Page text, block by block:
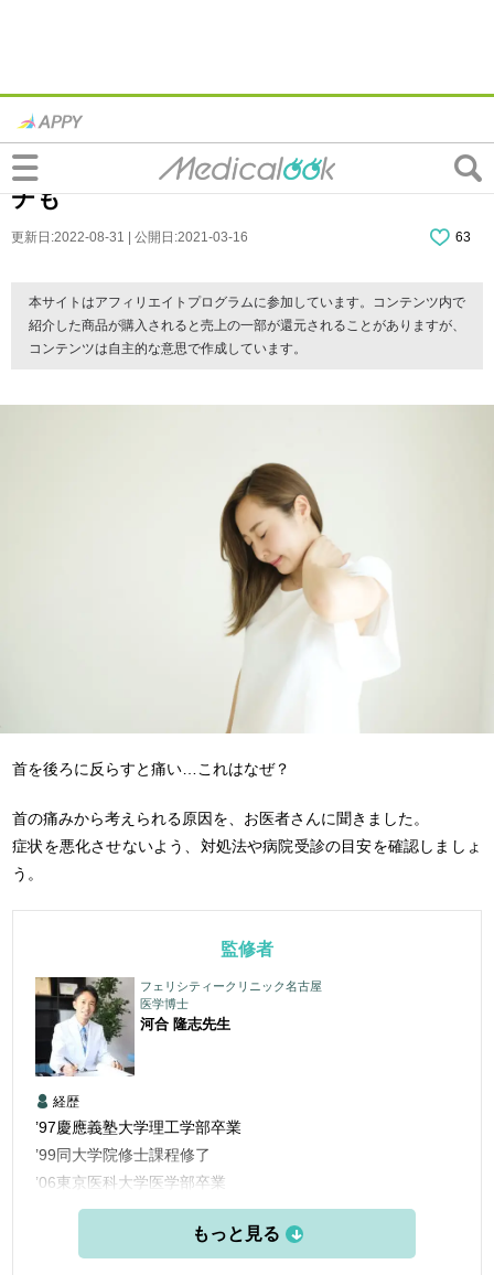
なぜ？首を後ろにそらすと痛い…寝違え？
ストレートネック？病院は何科？ストレッ
チも
更新日:2022-08-31 | 公開日:2021-03-16 63
本サイトはアフィリエイトプログラムに参加しています。コンテンツ内で
紹介した商品が購入されると売上の一部が還元されることがありますが、
コンテンツは自主的な意思で作成しています。
首を後ろに反らすと痛い…これはなぜ？
首の痛みから考えられる原因を、お医者さんに聞きました。
症状を悪化させないよう、対処法や病院受診の目安を確認しましょ
う。
監修者
フェリシティークリニック名古屋
医学博士
河合 隆志先生
経歴
’97慶應義塾大学理工学部卒業
’99同大学院修士課程修了
’06東京医科大学医学部卒業
’06三楽病院臨床研修医
’08三楽病院整形外科他勤務